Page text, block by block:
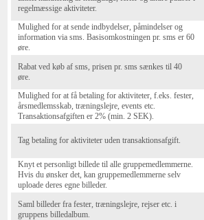
regelmæssige aktiviteter.
Mulighed for at sende indbydelser, påmindelser og
information via sms. Basisomkostningen pr. sms er 60
øre.
Rabat ved køb af sms, prisen pr. sms sænkes til 40
øre.
Mulighed for at få betaling for aktiviteter, f.eks. fester,
årsmedlemsskab, træningslejre, events etc.
Transaktionsafgiften er 2% (min. 2 SEK).
Tag betaling for aktiviteter uden transaktionsafgift.
Knyt et personligt billede til alle gruppemedlemmerne.
Hvis du ønsker det, kan gruppemedlemmerne selv
uploade deres egne billeder.
Saml billeder fra fester, træningslejre, rejser etc. i
gruppens billedalbum.